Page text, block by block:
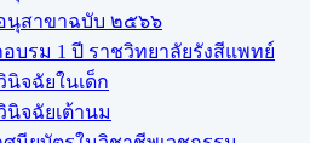
นุสาขาฉบับ ๒๕๖๖
บรม 1 ปี ราชวิทยาลัยรังสีแพทย์
จฉัยในเด็ก
จฉัยเต้านม